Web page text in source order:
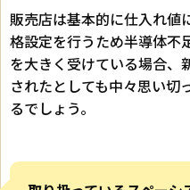
販売店は基本的に仕入れ値
格設定を行うため半導体不
を大きく受けている場合、
されたとしても中々思い切
るでしょう。